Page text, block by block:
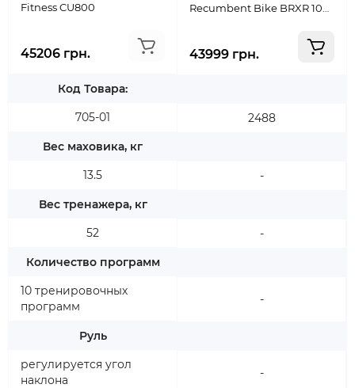
Fitness CU800
45206 грн.
Код Товара:
705-01
Вес маховика, кг
13.5
Вес тренажера, кг
52
Количество программ
10 тренировочных
программ
Руль
регулируется угол
наклона
Recumbent Bike BRXR 100
43999 грн.
2488
-
-
-
-